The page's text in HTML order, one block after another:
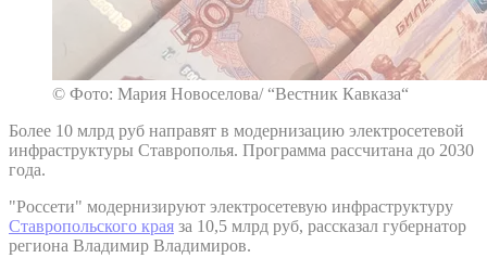
© Фото: Мария Новоселова/ “Вестник Кавказа“
Более 10 млрд руб направят в модернизацию электросетевой
инфраструктуры Ставрополья. Программа рассчитана до 2030
года.
"Россети" модернизируют электросетевую инфраструктуру
Ставропольского края за 10,5 млрд руб, рассказал губернатор
региона Владимир Владимиров.